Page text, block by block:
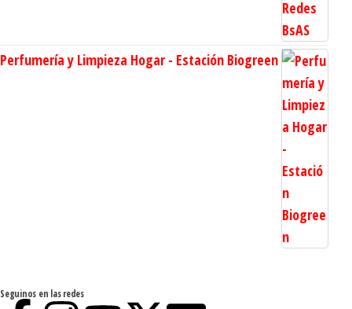
Perfumería y Limpieza Hogar - Estación Biogreen
Seguinos en las redes